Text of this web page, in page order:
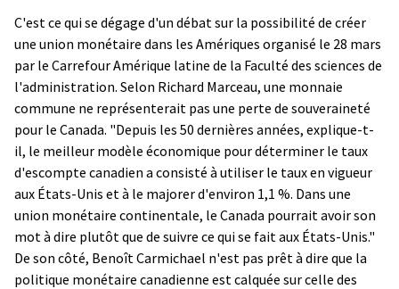
C'est ce qui se dégage d'un débat sur la possibilité de créer
une union monétaire dans les Amériques organisé le 28 mars
par le Carrefour Amérique latine de la Faculté des sciences de
l'administration. Selon Richard Marceau, une monnaie
commune ne représenterait pas une perte de souveraineté
pour le Canada. "Depuis les 50 dernières années, explique-t-
il, le meilleur modèle économique pour déterminer le taux
d'escompte canadien a consisté à utiliser le taux en vigueur
aux États-Unis et à le majorer d'environ 1,1 %. Dans une
union monétaire continentale, le Canada pourrait avoir son
mot à dire plutôt que de suivre ce qui se fait aux États-Unis."
De son côté, Benoît Carmichael n'est pas prêt à dire que la
politique monétaire canadienne est calquée sur celle des